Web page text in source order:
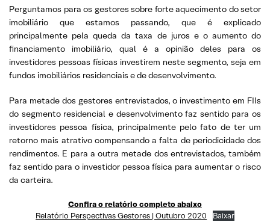
Perguntamos para os gestores sobre forte aquecimento do setor
imobiliário que estamos passando, que é explicado
principalmente pela queda da taxa de juros e o aumento do
financiamento imobiliário, qual é a opinião deles para os
investidores pessoas físicas investirem neste segmento, seja em
fundos imobiliários residenciais e de desenvolvimento.
Para metade dos gestores entrevistados, o investimento em FIIs
do segmento residencial e desenvolvimento faz sentido para os
investidores pessoa física, principalmente pelo fato de ter um
retorno mais atrativo compensando a falta de periodicidade dos
rendimentos. E para a outra metade dos entrevistados, também
faz sentido para o investidor pessoa física para aumentar o risco
da carteira.
Confira o relatório completo abaixo
Relatório Perspectivas Gestores | Outubro 2020
Baixar